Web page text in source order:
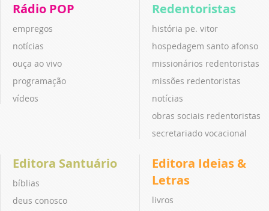
Rádio POP
empregos
notícias
ouça ao vivo
programação
vídeos
Redentoristas
história pe. vitor
hospedagem santo afonso
missionários redentoristas
missões redentoristas
notícias
obras sociais redentoristas
secretariado vocacional
Editora Santuário
bíblias
deus conosco
Editora Ideias &
Letras
livros